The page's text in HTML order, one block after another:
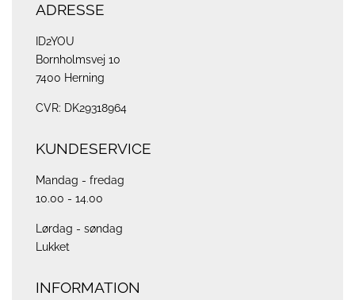
ADRESSE
ID2YOU
Bornholmsvej 10
7400 Herning
CVR: DK29318964
KUNDESERVICE
Mandag - fredag
10.00 - 14.00
Lørdag - søndag
Lukket
INFORMATION